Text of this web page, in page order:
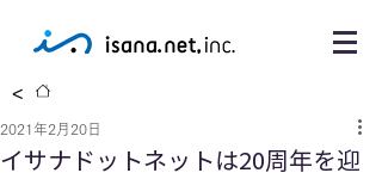
<
イサナドットネットは20周年を迎
2021年2月20日